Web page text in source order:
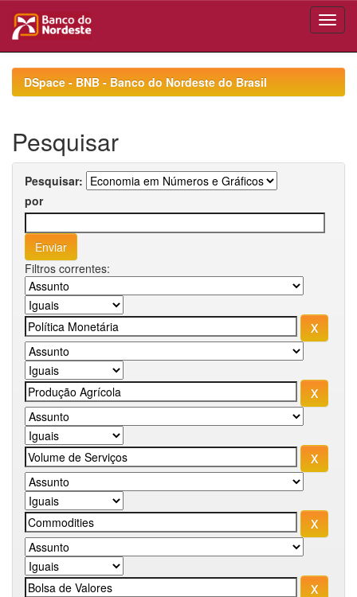
navigationDSpace - BNB - Banco do Nordeste do Brasil
Pesquisar
Pesquisar:
por
Filtros correntes: